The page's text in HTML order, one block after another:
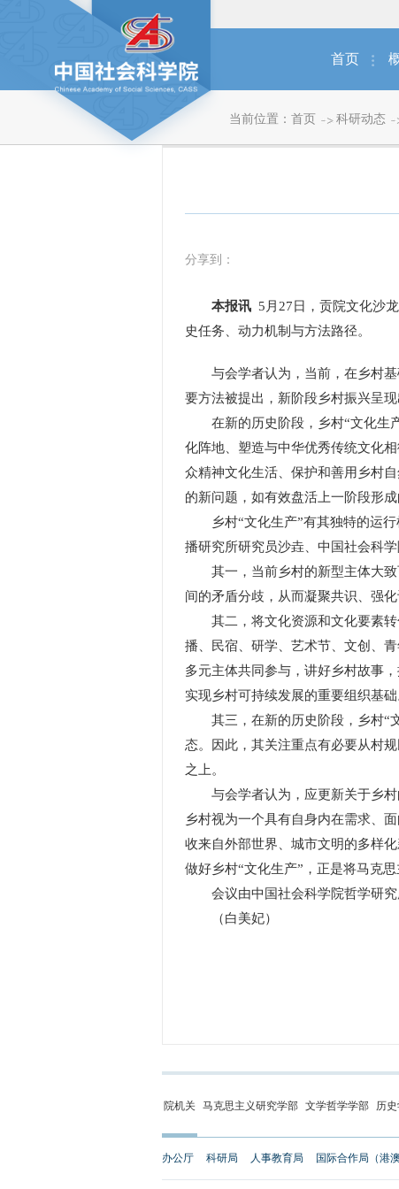
首页
当前位置： 首页 科研动态
分享到：
本报讯 5月27日，贡院文化沙
史任务、动力机制与方法路径。
与会学者认为，当前，在乡村基
要方法被提出，新阶段乡村振兴呈
在新的历史阶段，乡村“文化生产
化阵地、塑造与中华优秀传统文化
众精神文化生活、保护和善用乡村
的新问题，如有效盘活上一阶段形
乡村“文化生产”有其独特的运行
播研究所研究员沙垚、中国社会科
其一，当前乡村的新型主体大致
间的矛盾分歧，从而凝聚共识、强
其二，将文化资源和文化要素转
播、民宿、研学、艺术节、文创、
多元主体共同参与，讲好乡村故事
实现乡村可持续发展的重要组织基础
其三，在新的历史阶段，乡村“文
态。因此，其关注重点有必要从村
之上。
与会学者认为，应更新关于乡村
乡村视为一个具有自身内在需求、
收来自外部世界、城市文明的多样
做好乡村“文化生产”，正是将马克
会议由中国社会科学院哲学研究
（白美妃）
院机关 马克思主义研究学部 文学哲学学部 历
办公厅 科研局 人事教育局 国际合作局（港